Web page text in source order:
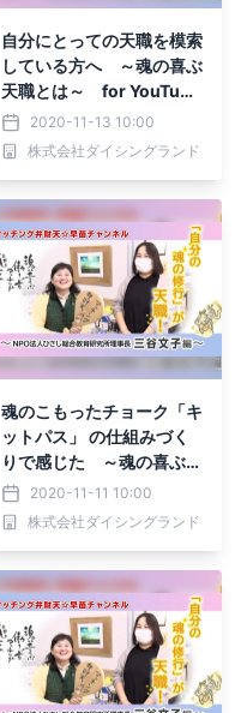
自分にとっての天職を模索
している方へ ～魂の喜ぶ
天職とは～ for YouTube
こちらの動画をヒントに
してくださいね
2020-11-13 10:00
株式会社ダイシングランド
魂のこもったチョーク「キ
ットパス」 の仕組みづく
りで感じた ～魂の喜ぶ天
職とは～ for YouTube
2020-11-11 10:00
株式会社ダイシングランド